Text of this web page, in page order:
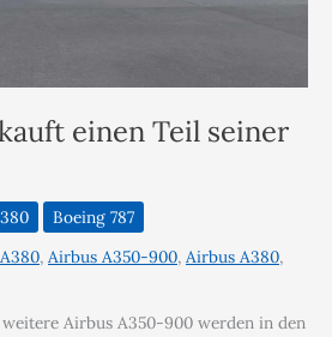
einen Teil seiner
Boeing 787
A380, Airbus A350-900, Airbus A380,
Airbus A350-900 werden in den